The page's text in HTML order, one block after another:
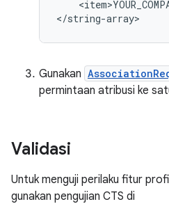
Gunakan
permintaan atribusi ke
Validasi
Untuk menguji perilaku fitur
gunakan pengujian CTS di